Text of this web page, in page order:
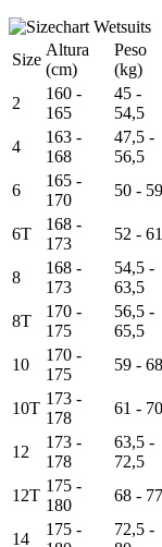
Size
Altura
(cm)
Peso
(kg)
2
160 -
165
45 -
54,5
4
163 -
168
47,5 -
56,5
6
165 -
170
50 - 59
6T
168 -
173
52 - 61
8
168 -
173
54,5 -
63,5
8T
170 -
175
56,5 -
65,5
10
170 -
175
59 - 68
10T
173 -
178
61 - 70
12
173 -
178
63,5 -
72,5
12T
175 -
180
68 - 77
14
175 -
72,5 -